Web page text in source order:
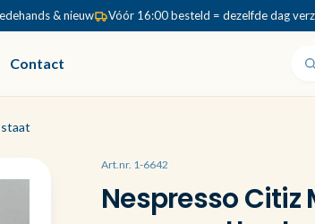
& nieuw Vóór 16:00 besteld = dezelfde dag
Contact
Art.nr. 1-6642
Nespresso Citiz